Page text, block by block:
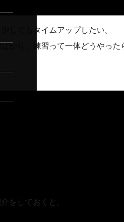
しでもタイムアップしたい。
かり。練習って一体どうやった
をしておくと。